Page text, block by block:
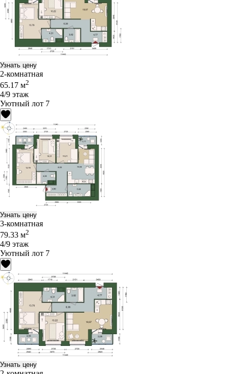
Узнать цену
2-комнатная
65.17 м2
4/9 этаж
Уютный лот 7
Узнать цену
3-комнатная
79.33 м2
4/9 этаж
Уютный лот 7
Узнать цену